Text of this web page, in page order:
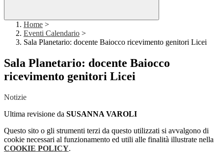
Home >
Eventi Calendario >
Sala Planetario: docente Baiocco ricevimento genitori Licei
Sala Planetario: docente Baiocco
ricevimento genitori Licei
Notizie
Ultima revisione da SUSANNA VAROLI
Questo sito o gli strumenti terzi da questo utilizzati si avvalgono di
cookie necessari al funzionamento ed utili alle finalità illustrate nella
COOKIE POLICY.